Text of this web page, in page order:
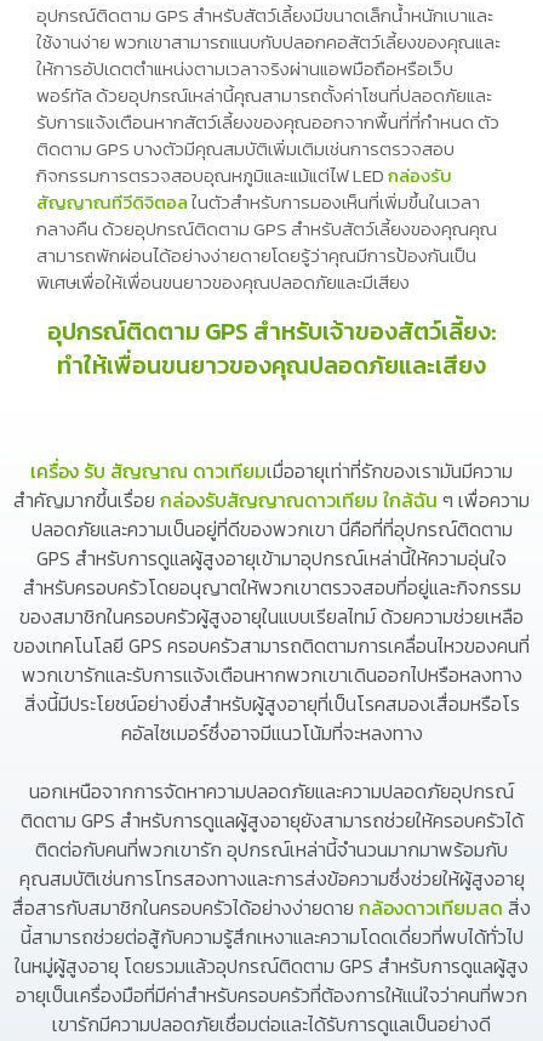
อุปกรณ์ติดตาม GPS สำหรับสัตว์เลี้ยงมีขนาดเล็กน้ำหนักเบาและ
ใช้งานง่าย พวกเขาสามารถแนบกับปลอกคอสัตว์เลี้ยงของคุณและ
ให้การอัปเดตตำแหน่งตามเวลาจริงผ่านแอพมือถือหรือเว็บ
พอร์ทัล ด้วยอุปกรณ์เหล่านี้คุณสามารถตั้งค่าโซนที่ปลอดภัยและ
รับการแจ้งเตือนหากสัตว์เลี้ยงของคุณออกจากพื้นที่ที่กำหนด ตัว
ติดตาม GPS บางตัวมีคุณสมบัติเพิ่มเติมเช่นการตรวจสอบ
กิจกรรมการตรวจสอบอุณหภูมิและแม้แต่ไฟ LEDกล่องรับ
สัญญาณทีวีดิจิตอลในตัวสำหรับการมองเห็นที่เพิ่มขึ้นในเวลา
กลางคืน ด้วยอุปกรณ์ติดตาม GPS สำหรับสัตว์เลี้ยงของคุณคุณ
สามารถพักผ่อนได้อย่างง่ายดายโดยรู้ว่าคุณมีการป้องกันเป็น
พิเศษเพื่อให้เพื่อนขนยาวของคุณปลอดภัยและมีเสียง
อุปกรณ์ติดตาม GPS สำหรับเจ้าของสัตว์เลี้ยง:
ทำให้เพื่อนขนยาวของคุณปลอดภัยและเสียง
เครื่อง รับ สัญญาณ ดาวเทียมเมื่ออายุเท่าที่รักของเรามันมีความ
สำคัญมากขึ้นเรื่อย กล่องรับสัญญาณดาวเทียม ใกล้ฉัน ๆ เพื่อความ
ปลอดภัยและความเป็นอยู่ที่ดีของพวกเขา นี่คือที่ที่อุปกรณ์ติดตาม
GPS สำหรับการดูแลผู้สูงอายุเข้ามาอุปกรณ์เหล่านี้ให้ความอุ่นใจ
สำหรับครอบครัวโดยอนุญาตให้พวกเขาตรวจสอบที่อยู่และกิจกรรม
ของสมาชิกในครอบครัวผู้สูงอายุในแบบเรียลไทม์ ด้วยความช่วยเหลือ
ของเทคโนโลยี GPS ครอบครัวสามารถติดตามการเคลื่อนไหวของคนที่
พวกเขารักและรับการแจ้งเตือนหากพวกเขาเดินออกไปหรือหลงทาง
สิ่งนี้มีประโยชน์อย่างยิ่งสำหรับผู้สูงอายุที่เป็นโรคสมองเสื่อมหรือโร
คอัลไซเมอร์ซึ่งอาจมีแนวโน้มที่จะหลงทาง
นอกเหนือจากการจัดหาความปลอดภัยและความปลอดภัยอุปกรณ์
ติดตาม GPS สำหรับการดูแลผู้สูงอายุยังสามารถช่วยให้ครอบครัวได้
ติดต่อกับคนที่พวกเขารัก อุปกรณ์เหล่านี้จำนวนมากมาพร้อมกับ
คุณสมบัติเช่นการโทรสองทางและการส่งข้อความซึ่งช่วยให้ผู้สูงอายุ
สื่อสารกับสมาชิกในครอบครัวได้อย่างง่ายดาย กล้องดาวเทียมสด สิ่ง
นี้สามารถช่วยต่อสู้กับความรู้สึกเหงาและความโดดเดี่ยวที่พบได้ทั่วไป
ในหมู่ผู้สูงอายุ โดยรวมแล้วอุปกรณ์ติดตาม GPS สำหรับการดูแลผู้สูง
อายุเป็นเครื่องมือที่มีค่าสำหรับครอบครัวที่ต้องการให้แน่ใจว่าคนที่พวก
เขารักมีความปลอดภัยเชื่อมต่อและได้รับการดูแลเป็นอย่างดี